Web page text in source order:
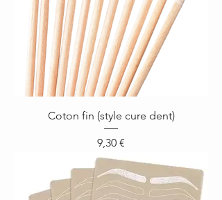
Coton fin (style cure dent)
Prix
9,30 €